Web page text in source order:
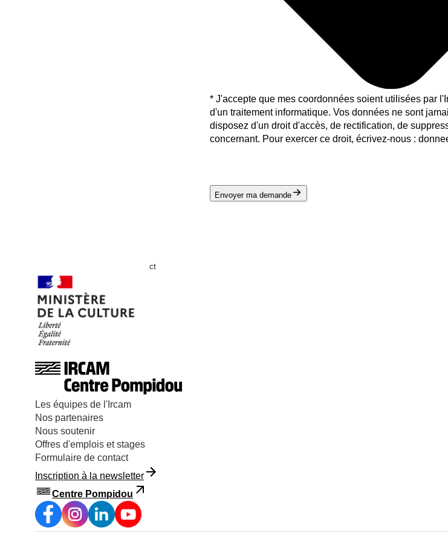
* J'accepte que mes coordonnées soient utilisées par
d'un traitement informatique. Vos données ne sont
disposez d'un droit d'accès, de rectification, de
concernant. Pour exercer ce droit, écrivez-nous :
Envoyer ma demande
Formulaire de contact
Les équipes de l'Ircam
Nos partenaires
Nous soutenir
Offres d'emplois et stages
Formulaire de contact
Inscription à la newsletter
Centre Pompidou